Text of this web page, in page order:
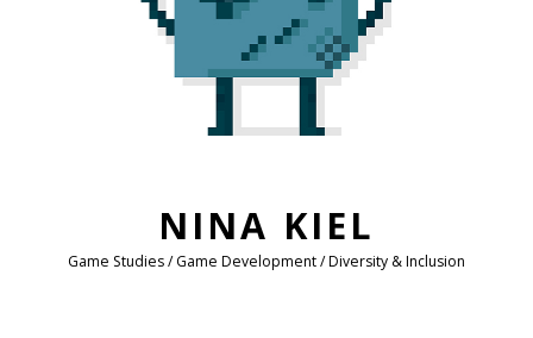
NINA KIEL
Game Studies / Game Development / Diversity & Inclusion